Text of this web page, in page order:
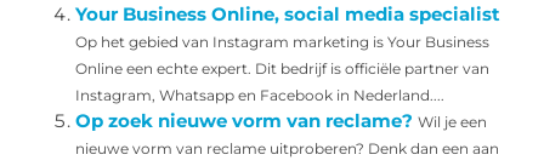
Your Business Online, social media specialist
Op het gebied van Instagram marketing is Your Business
Online een echte expert. Dit bedrijf is officiële partner van
Instagram, Whatsapp en Facebook in Nederland....
Op zoek nieuwe vorm van reclame? Wil je een
nieuwe vorm van reclame uitproberen? Denk dan een aan